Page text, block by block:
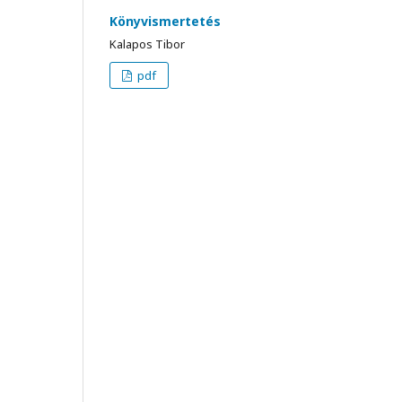
Könyvismertetés
Kalapos Tibor
pdf